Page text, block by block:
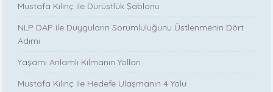
Mustafa Kılınç ile Dürüstlük Şablonu
NLP DAP ile Duyguların Sorumluluğunu Üstlenmenin Dört
Adımı
Yaşamı Anlamlı Kılmanın Yolları
Mustafa Kılınç ile Hedefe Ulaşmanın 4 Yolu